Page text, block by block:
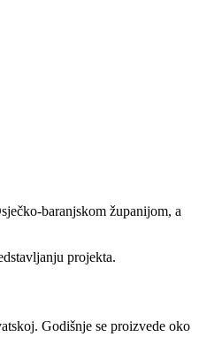
baranjskom županijom, a
projekta.
Godišnje se proizvede oko